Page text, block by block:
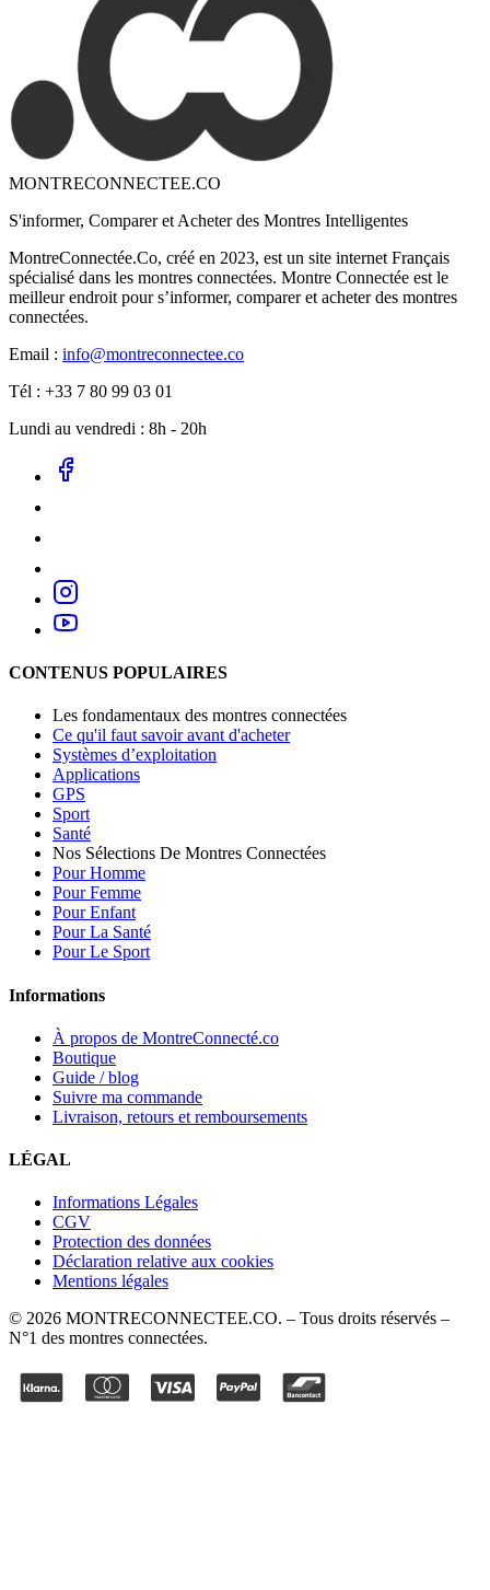
MONTRECONNECTEE.CO
S'informer, Comparer et Acheter des Montres Intelligentes
MontreConnectée.Co, créé en 2023, est un site internet Français
spécialisé dans les montres connectées. Montre Connectée est le
meilleur endroit pour s’informer, comparer et acheter des montres
connectées.
Email : info@montreconnectee.co
Tél : +33 7 80 99 03 01
Lundi au vendredi : 8h - 20h
CONTENUS POPULAIRES
Les fondamentaux des montres connectées
Ce qu'il faut savoir avant d'acheter
Systèmes d’exploitation
Applications
GPS
Sport
Santé
Nos Sélections De Montres Connectées
Pour Homme
Pour Femme
Pour Enfant
Pour La Santé
Pour Le Sport
Informations
À propos de MontreConnecté.co
Boutique
Guide / blog
Suivre ma commande
Livraison, retours et remboursements
LÉGAL
Informations Légales
CGV
Protection des données
Déclaration relative aux cookies
Mentions légales
© 2026 MONTRECONNECTEE.CO. – Tous droits réservés –
N°1 des montres connectées.